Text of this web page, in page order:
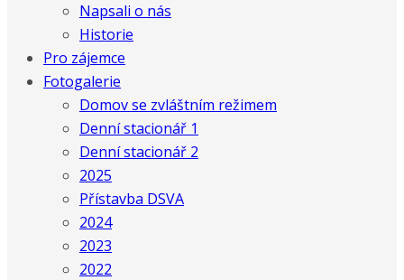
Napsali o nás
Historie
Pro zájemce
Fotogalerie
Domov se zvláštním režimem
Denní stacionář 1
Denní stacionář 2
2025
Přístavba DSVA
2024
2023
2022